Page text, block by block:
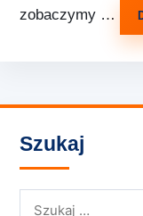
zobaczymy …
Szukaj